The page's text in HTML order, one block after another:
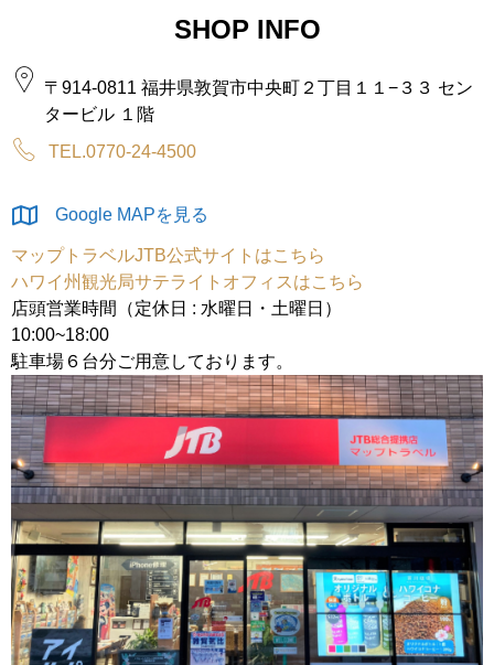
SHOP INFO
〒914-0811 福井県敦賀市中央町２丁目１１−３３ セン
タービル １階
TEL.0770-24-4500
Google MAPを見る
マップトラベルJTB公式サイトはこちら
ハワイ州観光局サテライトオフィスはこちら
店頭営業時間（定休日 : 水曜日・土曜日）
10:00~18:00
駐車場６台分ご用意しております。